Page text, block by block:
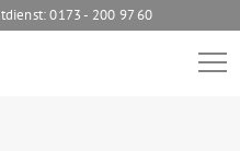
0173 - 200 97 60